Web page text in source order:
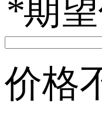
*期望
价格